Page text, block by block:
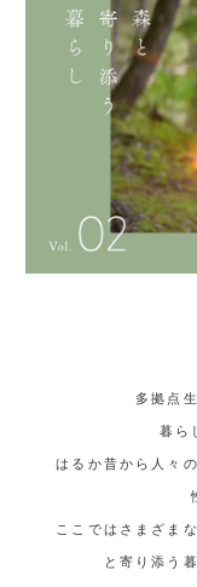
多拠点
暮ら
はるか昔から人々
ここではさまざま
と寄り添う